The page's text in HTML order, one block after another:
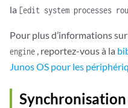
la [edit system processes
Pour plus d’informations
engine , reportez-vous à la
Junos OS pour les